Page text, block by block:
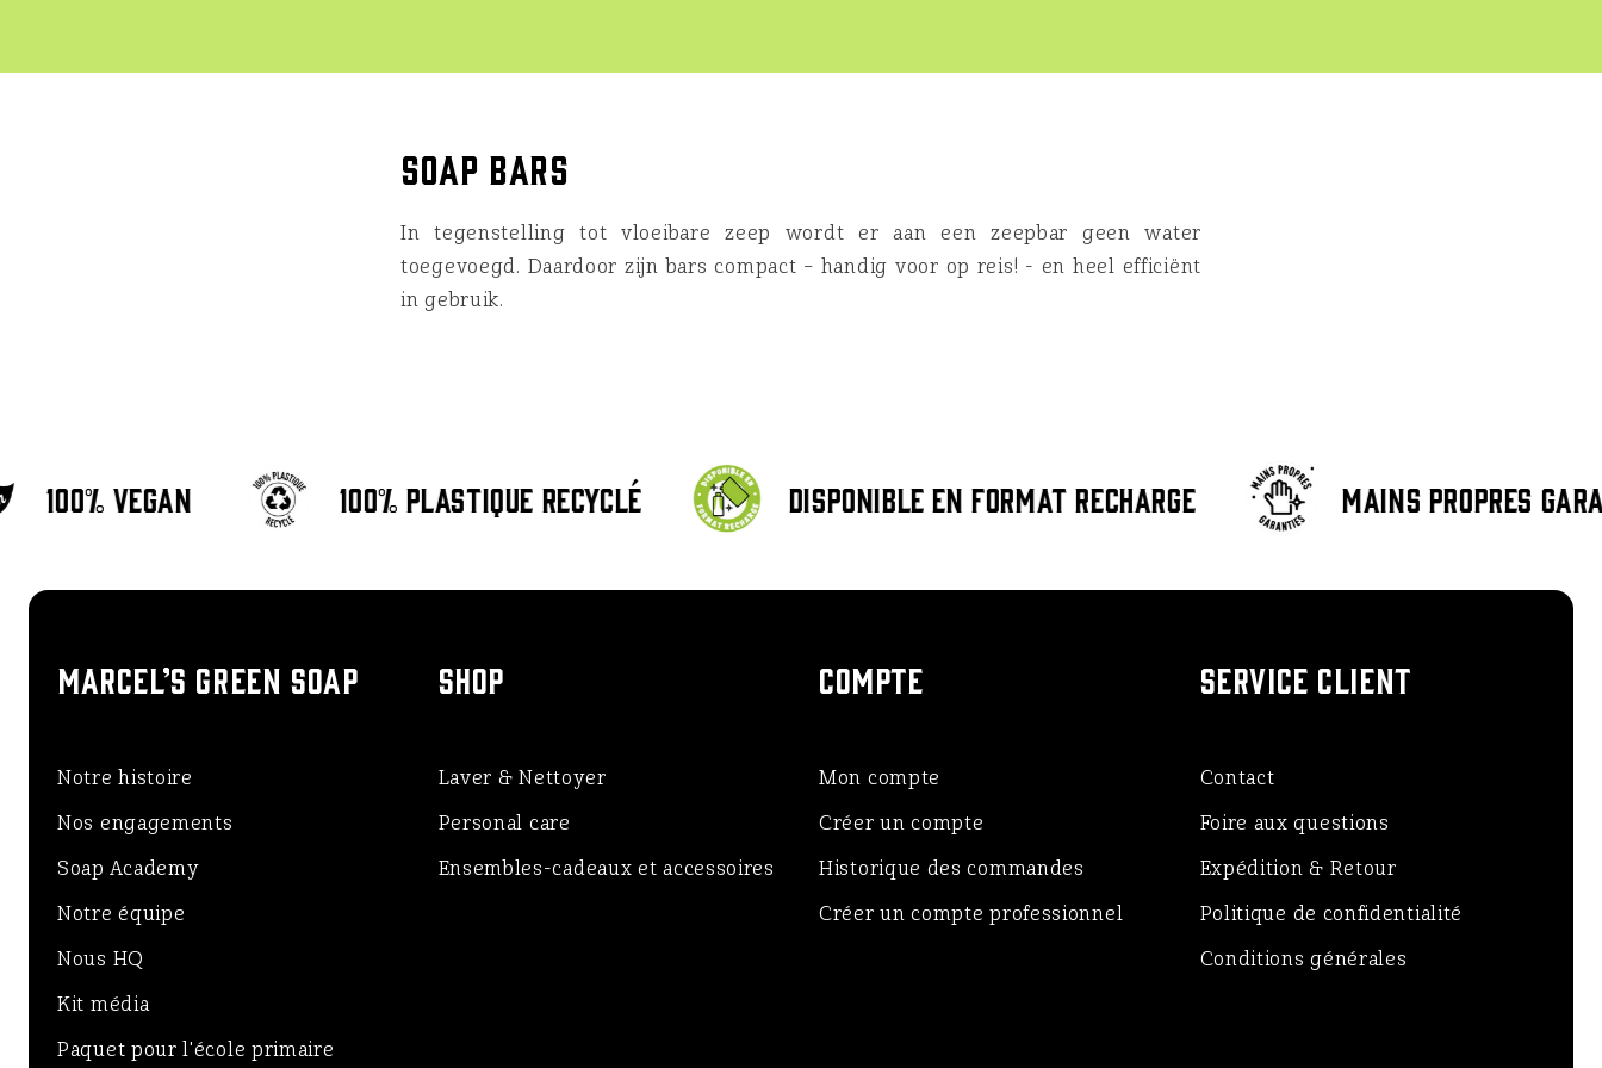
Soap bars
In tegenstelling tot vloeibare zeep wordt er aan een zeepbar geen water
toegevoegd. Daardoor zijn bars compact – handig voor op reis! - en heel efficiënt
in gebruik.
100% vegan 100% plastique recyclé Disponible en format recharge Mains propres
MARCEL’S GREEN SOAP
Notre histoire
Nos engagements
Soap Academy
Notre équipe
Nous HQ
Kit média
Paquet pour l'école primaire
SHOP
Laver & Nettoyer
Personal care
Ensembles-cadeaux et accessoires
COMPTE
Mon compte
Créer un compte
Historique des commandes
Créer un compte professionnel
SERVICE CLIENT
Contact
Foire aux questions
Expédition & Retour
Politique de confidentialité
Conditions générales